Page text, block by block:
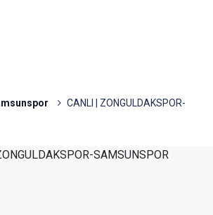
CANLI | ZONGULDAKSPOR-